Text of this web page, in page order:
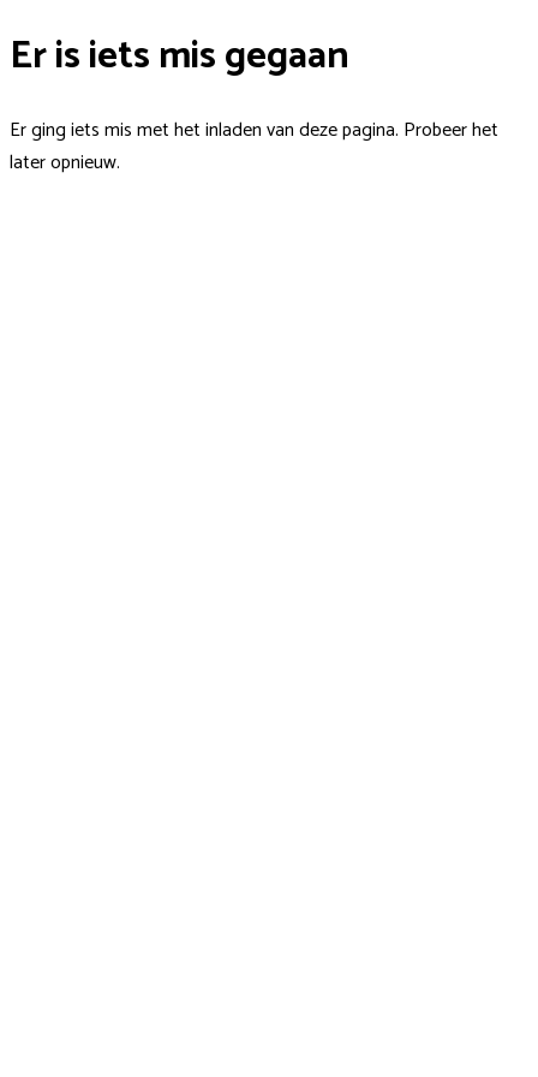
Er is iets mis gegaan
Er ging iets mis met het inladen van deze pagina. Probeer het
later opnieuw.